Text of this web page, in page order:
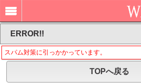
ERROR!!
スパム対策に引っかかっています。
TOPへ戻る